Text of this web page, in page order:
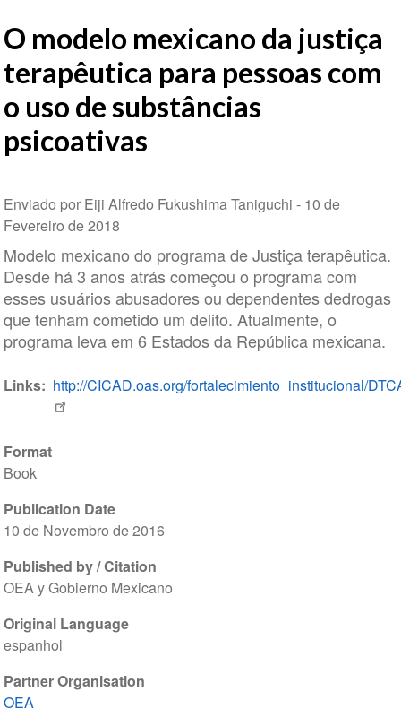
Format
Book
Publication Date
10 de Novembro de 2016
Published by / Citation
OEA y Gobierno Mexicano
Original Language
espanhol
Partner Organisation
OEA
O modelo mexicano da justiça
terapêutica para pessoas com
o uso de substâncias
psicoativas
Enviado por Eiji Alfredo Fukushima Taniguchi - 10 de
Fevereiro de 2018
Modelo mexicano do programa de Justiça terapêutica.
Desde há 3 anos atrás começou o programa com
esses usuários abusadores ou dependentes dedrogas
que tenham cometido um delito. Atualmente, o
programa leva em 6 Estados da República mexicana.
Links http://CICAD.oas.org/fortalecimiento_institucional/